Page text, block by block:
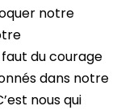
notre
du courage
dans notre
nous qui